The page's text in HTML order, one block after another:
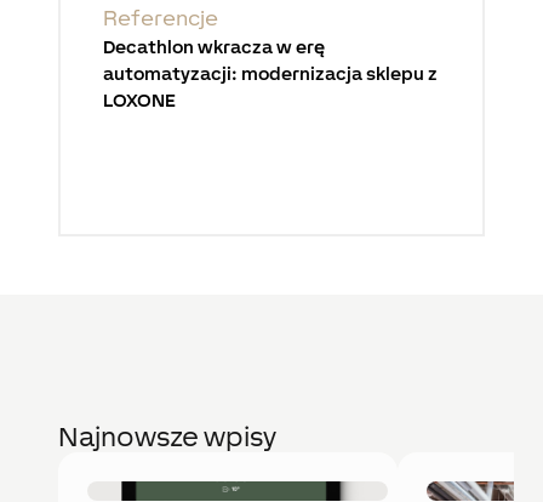
Referencje
Decathlon wkracza w erę
automatyzacji: modernizacja sklepu z
LOXONE
Najnowsze wpisy